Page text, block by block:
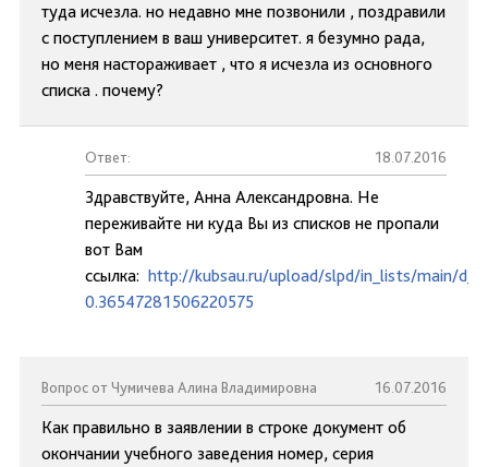
туда исчезла. но недавно мне позвонили , поздравили
с поступлением в ваш университет. я безумно рада,
но меня настораживает , что я исчезла из основного
списка . почему?
Ответ: 18.07.2016
Здравствуйте, Анна Александровна. Не
переживайте ни куда Вы из списков не пропали
вот Вам
ссылка: http://kubsau.ru/upload/slpd/in_lists/main/
0.36547281506220575
Вопрос от Чумичева Алина Владимировна 16.07.2016
Как правильно в заявлении в строке документ об
окончании учебного заведения номер, серия